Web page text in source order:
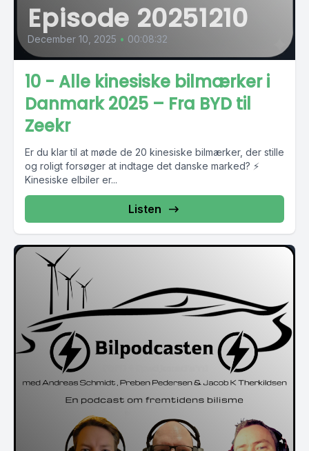
Episode 20251210
December 10, 2025 • 00:08:32
10 - Alle kinesiske bilmærker i
Danmark 2025 – Fra BYD til
Zeekr
Er du klar til at møde de 20 kinesiske bilmærker, der stille
og roligt forsøger at indtage det danske marked? ⚡
Kinesiske elbiler er...
Listen